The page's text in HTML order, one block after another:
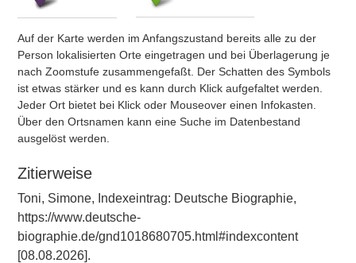
Auf der Karte werden im Anfangszustand bereits alle zu der
Person lokalisierten Orte eingetragen und bei Überlagerung je
nach Zoomstufe zusammengefaßt. Der Schatten des Symbols
ist etwas stärker und es kann durch Klick aufgefaltet werden.
Jeder Ort bietet bei Klick oder Mouseover einen Infokasten.
Über den Ortsnamen kann eine Suche im Datenbestand
ausgelöst werden.
Zitierweise
Toni, Simone, Indexeintrag: Deutsche Biographie,
https://www.deutsche-
biographie.de/gnd1018680705.html#indexcontent
[08.08.2026].